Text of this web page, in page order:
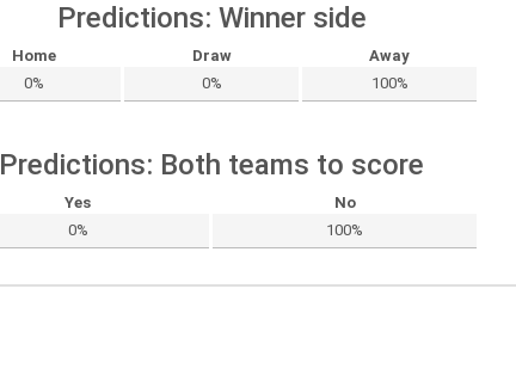
Predictions: Winner side
Home Draw
Away
0%
0% 100%
Predictions: Both teams to score
Yes
No
0%
100%